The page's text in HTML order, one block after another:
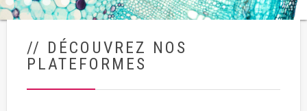
// DÉCOUVREZ NOS
PLATEFORMES